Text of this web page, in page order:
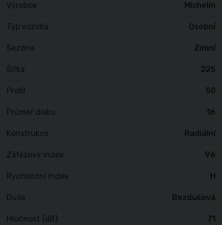
Výrobce Michelin
Typ vozidla Osobní
Sezóna Zimní
Šířka 225
Profil 50
Průměr disku 16
Konstrukce Radiální
Zátěžový index 96
Rychlostní index H
Duše Bezdušová
Hlučnost (dB) 71